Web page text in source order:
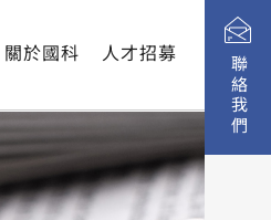
聯絡我們
關於國科 人才招募